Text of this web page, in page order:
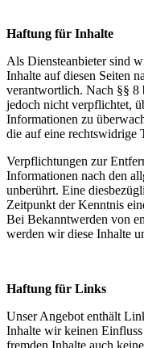
Haftung für Inhalte
Als Diensteanbieter sind
Inhalte auf diesen Seiten
verantwortlich. Nach §§ 8
jedoch nicht verpflichtet,
Informationen zu
die auf eine rechtswidrige
Verpflichtungen zur
Informationen nach den
unberührt. Eine
Zeitpunkt der Kenntnis
Bei Bekanntwerden von
werden wir diese Inhalte
Haftung für Links
Unser Angebot enthält
Inhalte wir keinen